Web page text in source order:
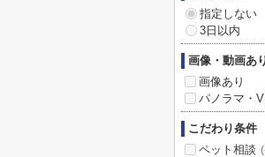
指定しない
3日以内
画像・動画あ
画像あり
パノラマ・
こだわり条件
ペット相談